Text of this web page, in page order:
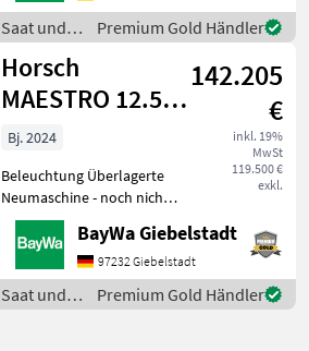
07305 173 52 für Ihre
Anfrage zur Verfügung!PAR
Saat und
Pflege /
Horsch
Premium Gold Händler
Horsch
MAESTRO 12.50
CV
142.205
€
inkl. 19%
MwSt
119.500 €
exkl.
Bj. 2024
Beleuchtung Überlagerte
Neumaschine - noch nicht
eingesetzt1 12-REIHIGE
AUSFÜHRUNG EINSCH1 12-
REIHIGE AUSFÜHRUNG
SÄEINH1 50 CM
REIHENABSTAND1
BayWa Giebelstadt
97232 Giebelstadt
Saat und
Pflege /
Premium Gold Händler